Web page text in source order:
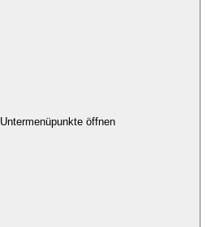
Untermenüpunkte öffnen